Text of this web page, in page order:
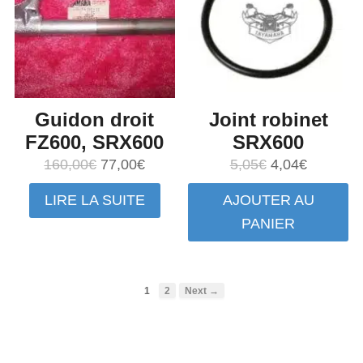
Guidon droit
FZ600, SRX600
160,00€ Le
prix
initial
77,00€Le
prix
actuel
LIRE LA SUITE
Joint robinet
SRX600
5,05€ Le
prix
initial
était :
4,04€Le
prix
actuel
AJOUTER AU
PANIER
1 2 Next →